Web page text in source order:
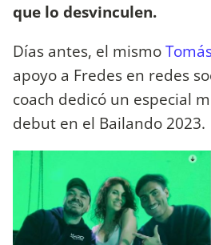
que lo desvinculen.
Días antes, el mismo
apoyo a Fredes en redes
coach dedicó un especial
debut en el Bailando 2023.